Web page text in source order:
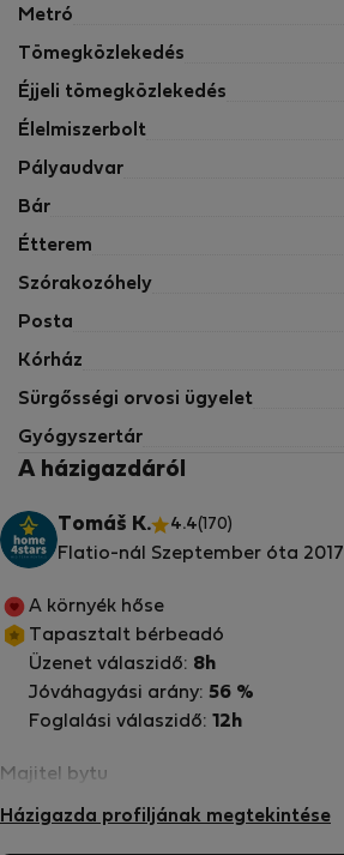
Metró
Tömegközlekedés
Éjjeli tömegközlekedés
Élelmiszerbolt
Pályaudvar
Bár
Étterem
Szórakozóhely
Posta
Kórház
Sürgősségi orvosi ügyelet
Gyógyszertár
A házigazdáról
Tomáš K. 4.4(170)
Flatio-nál Szeptember óta 2017
Majitel bytu
Házigazda profiljának megtekintése
A környék hőse
Tapasztalt bérbeadó
Üzenet válaszidő: 8h
Jóváhagyási arány: 56 %
Foglalási válaszidő: 12h